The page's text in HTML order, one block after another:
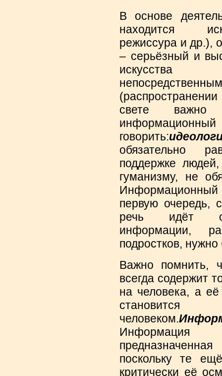
В основе
находится
режиссура и др.),
– серьёзный и
искусства
свете
говорить:
обязательно
поддержке
гуманизму, не
Информационный
первую очередь,
речь идёт о
информации,
подростков,
Важно помнить,
всегда содержит
на человека, а
человеком.
Информация
поскольку те
критически её